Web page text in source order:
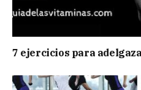
7 ejercicios para